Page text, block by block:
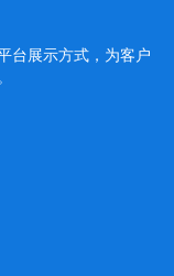
台展示方式，为客户